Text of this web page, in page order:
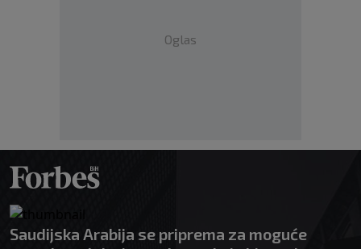
Oglas
Saudijska Arabija se priprema za moguće